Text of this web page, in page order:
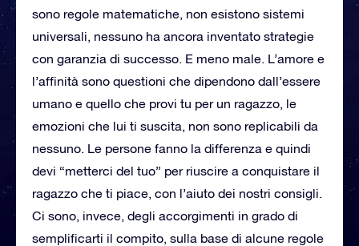
sono regole matematiche, non esistono sistemi
universali, nessuno ha ancora inventato strategie
con garanzia di successo. E meno male. L’amore e
l’affinità sono questioni che dipendono dall’essere
umano e quello che provi tu per un ragazzo, le
emozioni che lui ti suscita, non sono replicabili da
nessuno. Le persone fanno la differenza e quindi
devi “metterci del tuo” per riuscire a conquistare il
ragazzo che ti piace, con l’aiuto dei nostri consigli.
Ci sono, invece, degli accorgimenti in grado di
semplificarti il compito, sulla base di alcune regole